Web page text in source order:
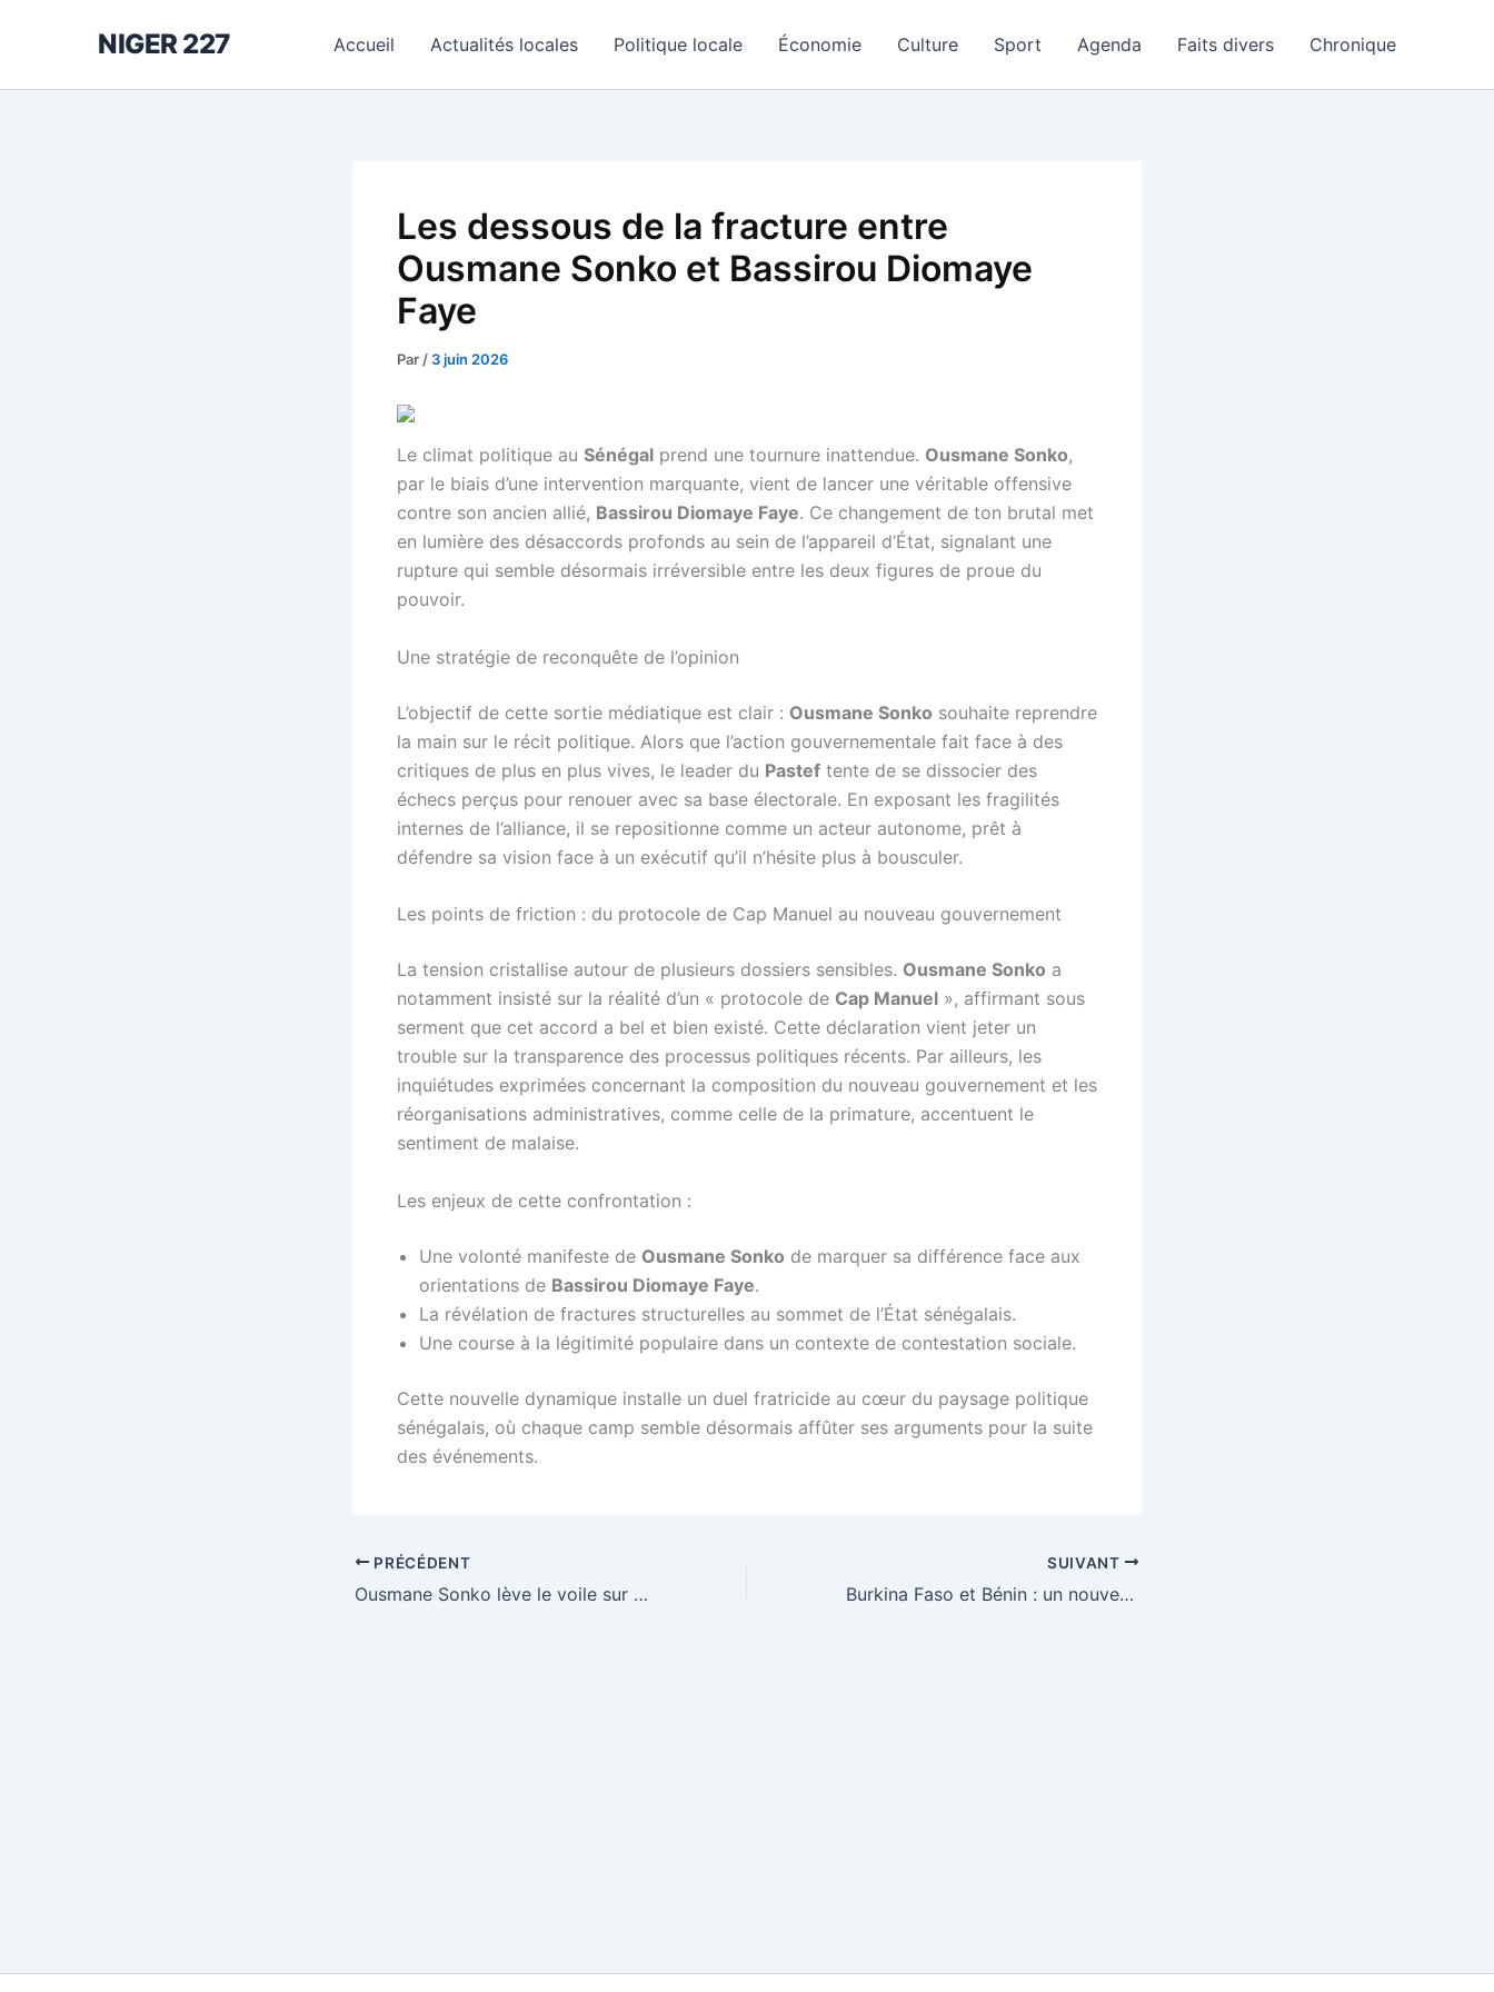
NIGER 227 Accueil Actualités locales Politique locale Économie Culture Sport Agenda Faits divers Chronique
Les dessous de la fracture entre
Ousmane Sonko et Bassirou Diomaye
Faye
Par / 3 juin 2026
Le climat politique au Sénégal prend une tournure inattendue. Ousmane Sonko,
par le biais d’une intervention marquante, vient de lancer une véritable offensive
contre son ancien allié, Bassirou Diomaye Faye. Ce changement de ton brutal met
en lumière des désaccords profonds au sein de l’appareil d’État, signalant une
rupture qui semble désormais irréversible entre les deux figures de proue du
pouvoir.
Une stratégie de reconquête de l’opinion
L’objectif de cette sortie médiatique est clair : Ousmane Sonko souhaite reprendre
la main sur le récit politique. Alors que l’action gouvernementale fait face à des
critiques de plus en plus vives, le leader du Pastef tente de se dissocier des
échecs perçus pour renouer avec sa base électorale. En exposant les fragilités
internes de l’alliance, il se repositionne comme un acteur autonome, prêt à
défendre sa vision face à un exécutif qu’il n’hésite plus à bousculer.
Les points de friction : du protocole de Cap Manuel au nouveau gouvernement
La tension cristallise autour de plusieurs dossiers sensibles. Ousmane Sonko a
notamment insisté sur la réalité d’un « protocole de Cap Manuel », affirmant sous
serment que cet accord a bel et bien existé. Cette déclaration vient jeter un
trouble sur la transparence des processus politiques récents. Par ailleurs, les
inquiétudes exprimées concernant la composition du nouveau gouvernement et les
réorganisations administratives, comme celle de la primature, accentuent le
sentiment de malaise.
Les enjeux de cette confrontation :
Une volonté manifeste de Ousmane Sonko de marquer sa différence face aux
orientations de Bassirou Diomaye Faye.
La révélation de fractures structurelles au sommet de l’État sénégalais.
Une course à la légitimité populaire dans un contexte de contestation sociale.
Cette nouvelle dynamique installe un duel fratricide au cœur du paysage politique
sénégalais, où chaque camp semble désormais affûter ses arguments pour la suite
des événements.
PRÉCÉDENT
Ousmane Sonko lève le voile sur les coulisses de son départ de la Primature
SUIVANT
Burkina Faso et Bénin : un nouveau souffle pour le partenariat bilatéral à Ouagadougou